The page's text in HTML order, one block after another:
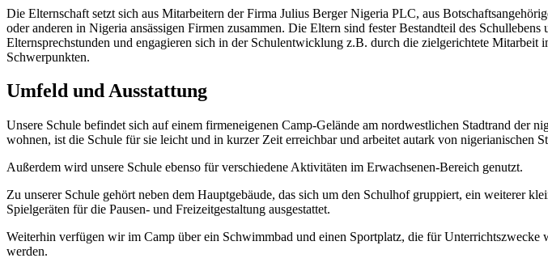
Die Elternschaft setzt sich aus Mitarbeitern der Firma Julius Berger Nigeria PLC, aus
oder anderen in Nigeria ansässigen Firmen zusammen. Die Eltern sind fester Bestandteil des
Elternsprechstunden und engagieren sich in der Schulentwicklung z.B. durch die zielgerichtete
Schwerpunkten.
Umfeld und Ausstattung
Unsere Schule befindet sich auf einem firmeneigenen Camp-Gelände am nordwestlichen Stadtrand
wohnen, ist die Schule für sie leicht und in kurzer Zeit erreichbar und arbeitet autark von nigerianischen
Außerdem wird unsere Schule ebenso für verschiedene Aktivitäten im Erwachsenen-Bereich genutzt.
Zu unserer Schule gehört neben dem Hauptgebäude, das sich um den Schulhof gruppiert, ein weiterer
Spielgeräten für die Pausen- und Freizeitgestaltung ausgestattet.
Weiterhin verfügen wir im Camp über ein Schwimmbad und einen Sportplatz, die für
werden.